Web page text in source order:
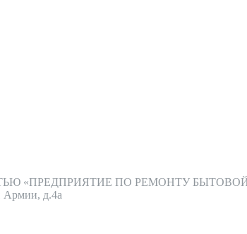
«ПРЕДПРИЯТИЕ ПО РЕМОНТУ
Армии, д.4а